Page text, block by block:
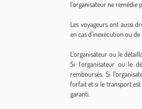
l'organisateur ne remédie
Les voyageurs ont aussi
en cas d'inexécution ou de
L'organisateur ou le
Si l'organisateur ou le
remboursés. Si
forfait et si le transport
garanti.